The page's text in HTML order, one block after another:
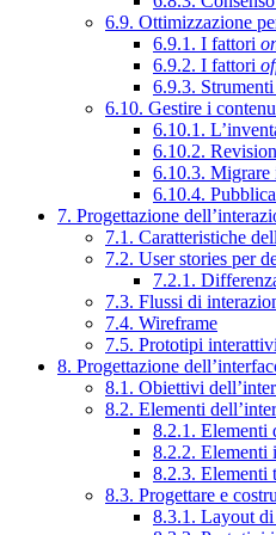
6.9. Ottimizzazione
6.9.1. I fattori
6.9.2. I fattori
6.9.3.
6.10. Gestire i
6.10.1.
6.10.2.
6.10.3. Migrare
6.10.4.
7. Progettazione
7.1. Caratteristiche
7.2. User stories per
7.2.1.
7.3. Flussi di
7.4. Wireframe
7.5. Prototipi interattivi
8. Progettazione
8.1. Obiettivi
8.2. Elementi
8.2.1. Elementi
8.2.2. Elementi
8.2.3. Elementi
8.3. Progettare e
8.3.1. Layout di